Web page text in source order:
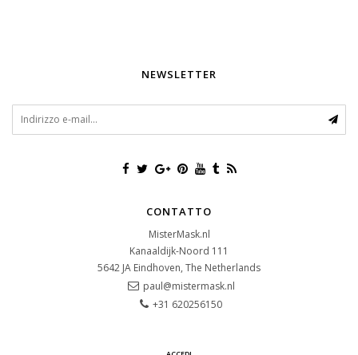
NEWSLETTER
CONTATTO
MisterMask.nl
Kanaaldijk-Noord 111
5642 JA Eindhoven, The Netherlands
paul@mistermask.nl
+31 620256150